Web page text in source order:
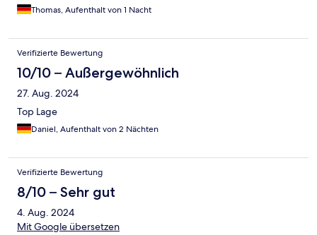
Thomas, Aufenthalt von 1 Nacht
Verifizierte Bewertung
10/10 – Außergewöhnlich
27. Aug. 2024
Top Lage
Daniel, Aufenthalt von 2 Nächten
Verifizierte Bewertung
8/10 – Sehr gut
4. Aug. 2024
Mit Google übersetzen